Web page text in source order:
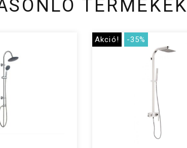
TERMÉKEK
Akció! -35%